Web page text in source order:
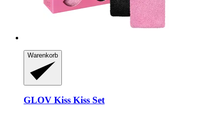
Warenkorb
GLOV Kiss Kiss Set